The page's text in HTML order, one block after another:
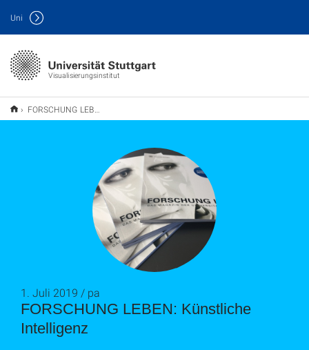
Visualisierungsinstitut
Uni
FORSCHUNG LEBEN: Künstliche Intelligenz_pa
FORSCHUNG LEBEN: Künstliche
Intelligenz
1. Juli 2019 / pa